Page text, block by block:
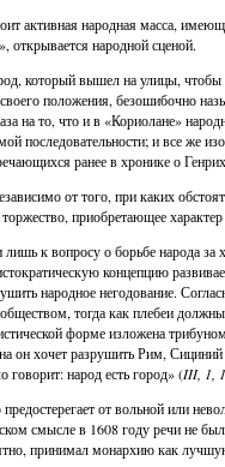
активная народная масса,
народной сценой.
который вышел на улицы,
положения, безошибочно
то, что и в «Кориолане»
последовательности; и все же
ранее в хронике о
от того, при каких
приобретающее
лишь к вопросу о борьбе народа
концепцию
народное негодование.
тогда как плебеи
форме изложена
он хочет разрушить Рим,
народ есть город» (III, 1,
от вольной или
смысле в 1608 году речи не
принимал монархию как